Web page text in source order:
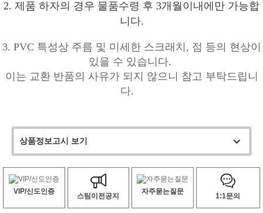
2. 제품 하자의 경우 물품수령 후 3개월이내에만 가능합
니다.
3. PVC 특성상 주름 및 미세한 스크래치, 점 등의 현상이
있을 수 있습니다.
이는 교환 반품의 사유가 되지 않으니 참고 부탁드립니
다.
상품정보고시 보기
VIP/신도인증
스팀이전공지
자주묻는질문
1:1문의